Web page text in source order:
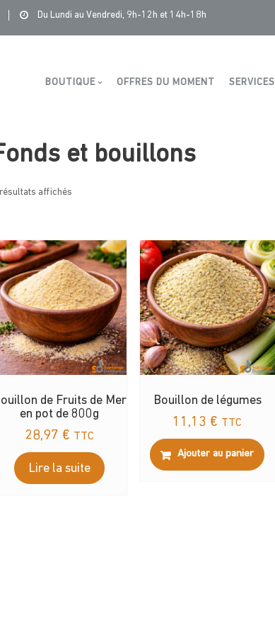
Du Lundi au Vendredi, 9h-12h et 14h-18h
BOUTIQUE OFFRES DU MOMENT SERVICES
Boutique
et bouillons
affichés
de Fruits de Mer
en pot de 800g
28,97 € TTC
Lire la suite
Bouillon de légumes
11,13 € TTC
Ajouter au panier